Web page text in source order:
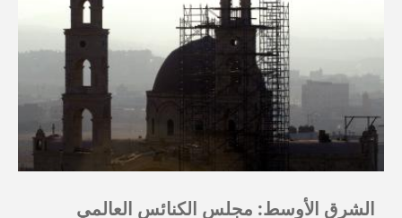
الشرق الأوسط: مجلس الكنائس العالمي